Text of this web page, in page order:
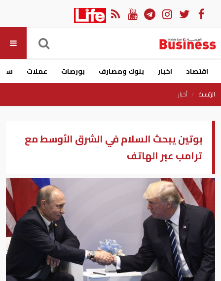
اقتصاد اخبار بنوك ومصارف بورصات عملات
الرئيسية أخبار
بوتين يبحث السلام في الشرق الأوسط مع
ترامب عبر الهاتف